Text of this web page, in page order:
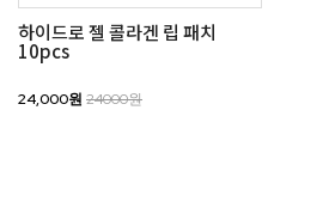
하이드로 젤 콜라겐 립 패치
10pcs
24,000원 24000원